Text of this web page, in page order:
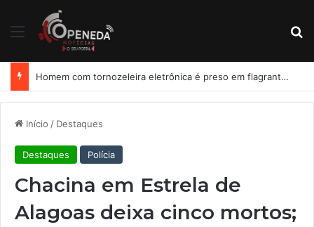
Menu
Homem com tornozeleira eletrônica é preso em flagrante por importunação sexual em condomínio de Arapiraca
Início / Destaques
Destaques Polícia
Chacina em Estrela de
Alagoas deixa cinco mortos;